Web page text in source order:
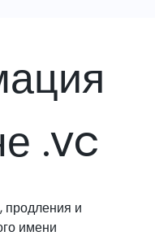
.vc
продления и
имени